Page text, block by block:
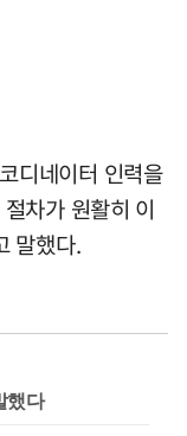
디네이터 인력을
차가 원활히 이
말했다.
했다